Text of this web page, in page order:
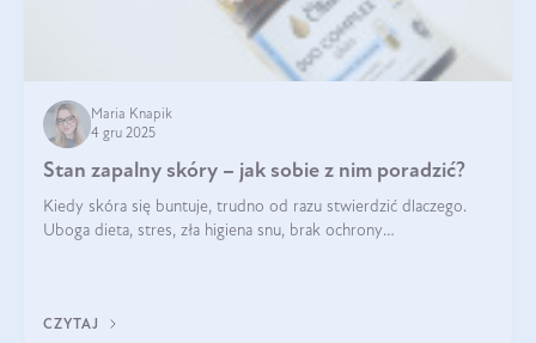
Maria Knapik
4 gru 2025
Stan zapalny skóry – jak sobie z nim poradzić?
Kiedy skóra się buntuje, trudno od razu stwierdzić dlaczego.
Uboga dieta, stres, zła higiena snu, brak ochrony
CZYTAJ